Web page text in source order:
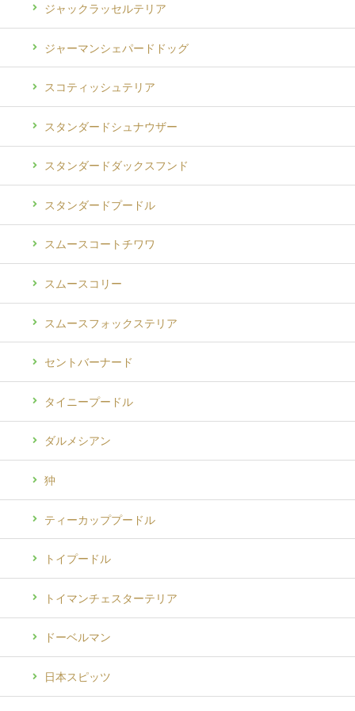
ジャックラッセルテリア
ジャーマンシェパードドッグ
スコティッシュテリア
スタンダードシュナウザー
スタンダードダックスフンド
スタンダードプードル
スムースコートチワワ
スムースコリー
スムースフォックステリア
セントバーナード
タイニープードル
ダルメシアン
狆
ティーカッププードル
トイプードル
トイマンチェスターテリア
ドーベルマン
日本スピッツ